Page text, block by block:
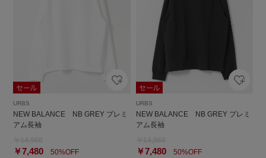
URBS
NEW BALANCE NB GREY プレミ
アム長袖
￥7,480 50%OFF
URBS
NEW BALANCE NB GREY プレミ
アム長袖
￥7,48050%OFF